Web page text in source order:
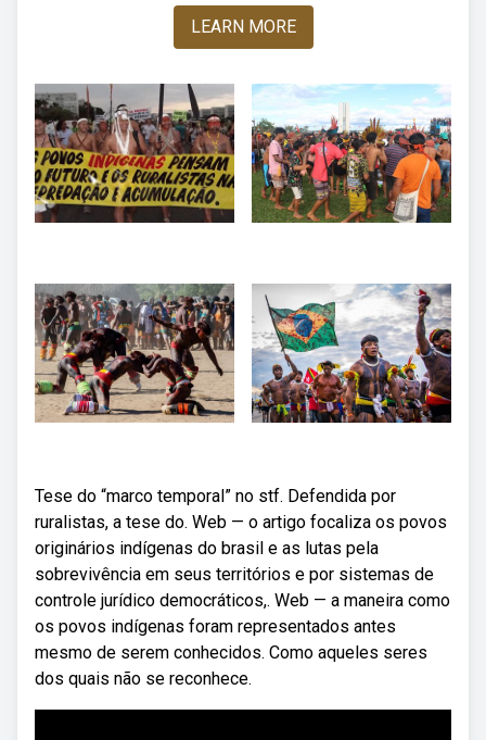
LEARN MORE
Tese do “marco temporal” no stf. Defendida por
ruralistas, a tese do. Web — o artigo focaliza os povos
originários indígenas do brasil e as lutas pela
sobrevivência em seus territórios e por sistemas de
controle jurídico democráticos,. Web — a maneira como
os povos indígenas foram representados antes
mesmo de serem conhecidos. Como aqueles seres
dos quais não se reconhece.